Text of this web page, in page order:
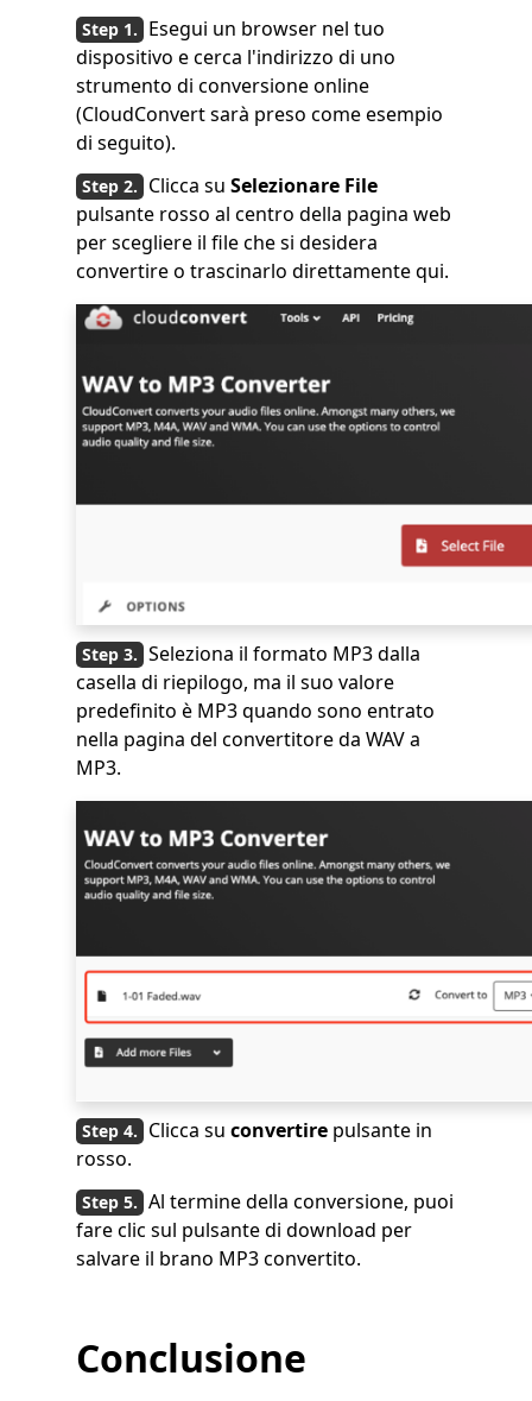
Esegui un browser nel tuo
dispositivo e cerca l'indirizzo di uno
strumento di conversione online
(CloudConvert sarà preso come esempio
di seguito).
Clicca su Selezionare File
pulsante rosso al centro della pagina web
per scegliere il file che si desidera
convertire o trascinarlo direttamente qui.
Seleziona il formato MP3 dalla
casella di riepilogo, ma il suo valore
predefinito è MP3 quando sono entrato
nella pagina del convertitore da WAV a
MP3.
Clicca su convertire pulsante in
rosso.
Al termine della conversione, puoi
fare clic sul pulsante di download per
salvare il brano MP3 convertito.
Conclusione